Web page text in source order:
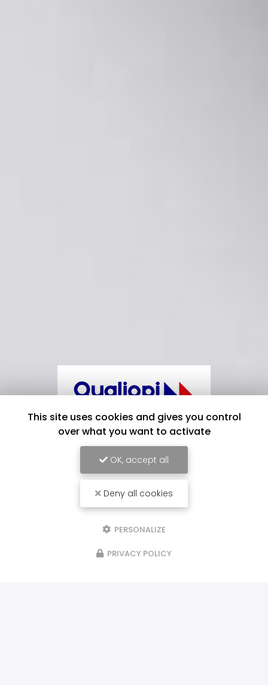
La certification qualité a été délivrée
au titre de la catégorie d'action suivante
:
ACTIONS DE FORMATION
This site uses cookies and gives you control
over what you want to activate
OK, accept all
Deny all cookies
PERSONALIZE
PRIVACY POLICY